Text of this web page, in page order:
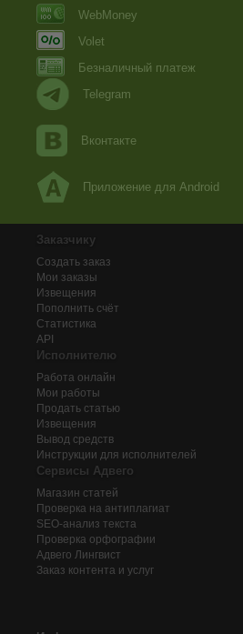
WebMoney
Volet
Безналичный платеж
Telegram
Вконтакте
Приложение для Android
Заказчику
Создать заказ
Мои заказы
Извещения
Пополнить счёт
Статистика
API
Исполнителю
Работа онлайн
Мои работы
Продать статью
Извещения
Вывод средств
Инструкции для исполнителей
Сервисы Адвего
Магазин статей
Проверка на антиплагиат
SEO-анализ текста
Проверка орфографии
Адвего Лингвист
Заказ контента и услуг